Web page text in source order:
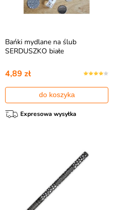
Bańki mydlane na ślub
SERDUSZKO białe
4,89 zł
do koszyka
Expresowa wysyłka